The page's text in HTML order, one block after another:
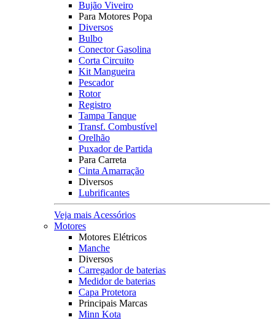
Bujão Viveiro
Para Motores Popa
Diversos
Bulbo
Conector Gasolina
Corta Circuito
Kit Mangueira
Pescador
Rotor
Registro
Tampa Tanque
Transf. Combustível
Orelhão
Puxador de Partida
Para Carreta
Cinta Amarração
Diversos
Lubrificantes
Veja mais Acessórios
Motores
Motores Elétricos
Manche
Diversos
Carregador de baterias
Medidor de baterias
Capa Protetora
Principais Marcas
Minn Kota